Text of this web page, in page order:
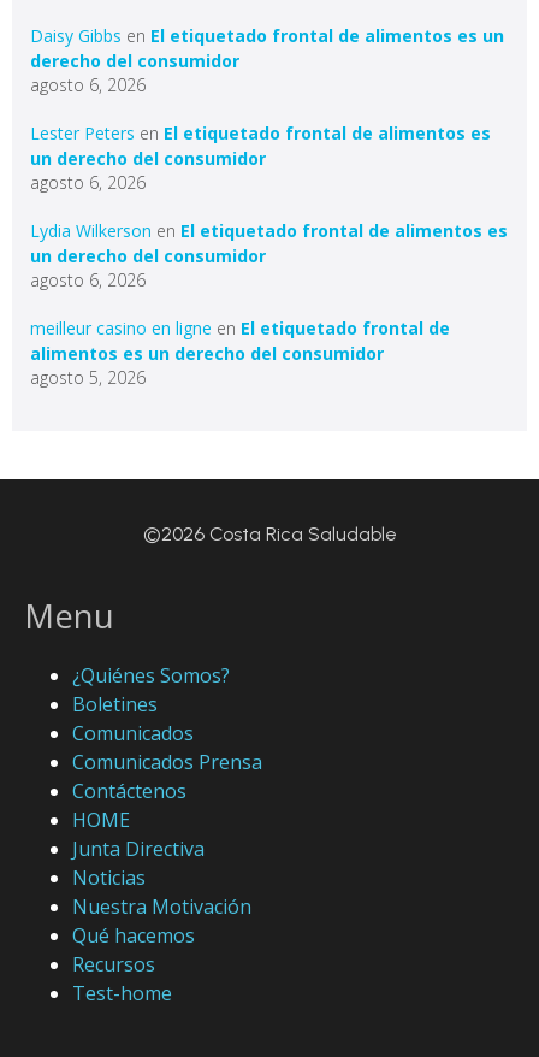
Daisy Gibbs en El etiquetado frontal de alimentos es un
derecho del consumidor
agosto 6, 2026
Lester Peters en El etiquetado frontal de alimentos es
un derecho del consumidor
agosto 6, 2026
Lydia Wilkerson en El etiquetado frontal de alimentos es
un derecho del consumidor
agosto 6, 2026
meilleur casino en ligne en El etiquetado frontal de
alimentos es un derecho del consumidor
agosto 5, 2026
©2026 Costa Rica Saludable
Menu
¿Quiénes Somos?
Boletines
Comunicados
Comunicados Prensa
Contáctenos
HOME
Junta Directiva
Noticias
Nuestra Motivación
Qué hacemos
Recursos
Test-home